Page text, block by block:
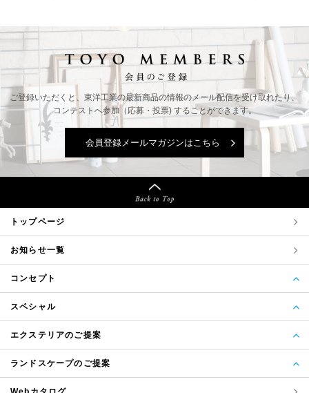
ご登録いただくと、東洋工業の最新商品の情報のメール配信を受け取れたり、
コンテストへ参加（応募・投票) することができます。
会員登録メールマガジンはこちら
トップページ
お知らせ一覧
コンセプト
スペシャル
エクステリアのご提案
ランドスケープのご提案